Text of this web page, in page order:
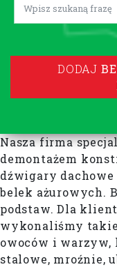
DODAJ
Nasza firma
demontażem
dźwigary
belek ażurowych.
podstaw. Dla
wykonaliśmy
owoców i warzyw,
stalowe, mroźnie,